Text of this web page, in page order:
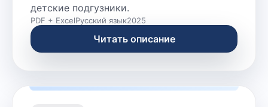
детские подгузники.
PDF + ExcelРусский язык2025
Читать описание